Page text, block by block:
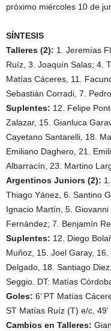
próximo miércoles 10 de
SÍNTESIS
Talleres (2): 1. Jeremías
Ruíz, 3. Joaquín Salas; 4.
Matías Cáceres, 11.
Sebastián Corradi, 7.
Suplentes: 12. Felipe
Zalazar, 15. Gianluca
Cayetano Santarelli, 18.
Emiliano Daghero, 21.
Albarracín, 23. Martino
Argentinos Juniors (2):
Thiago Yánez, 6. Santino
Ignacio Martín, 5.
Fernández; 7. Benjamín
Suplentes: 12. Diego
Muñoz, 15. Joel Garay,
Delgado, 18. Santiago
Seggio. DT: Matías
Goles: 6’ PT Matías
ST Matías Ruíz (T) e/c,
Cambios en Talleres: